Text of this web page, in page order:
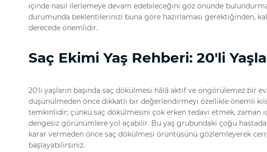
içinde nasıl ilerlemeye devam edebileceğini göz önünde
durumunda beklentilerinizi buna göre hazırlaması gerektiğinden,
derecede önemlidir.
Saç Ekimi Yaş Rehberi: 20'li
20'li yaşların başında saç dökülmesi hâlâ aktif ve öngörülemez bir
düşünülmeden önce dikkatli bir değerlendirmeyi özellikle önemli
temkinlidir; çünkü saç dökülmesini çok erken tedavi etmek, zaman
dengesiz görünümlere yol açabilir. Bu yaş grubundaki çoğu
karar vermeden önce saç dökülmesi örüntüsünü gözlemleyerek
başlayabilirsiniz.